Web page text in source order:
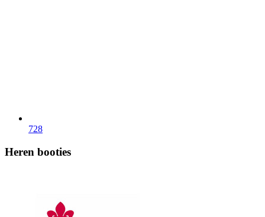
728
Heren booties